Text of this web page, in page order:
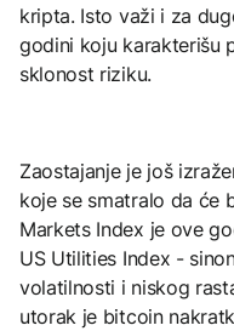
kripta. Isto važi i za
godini koju karakterišu
sklonost riziku.
Zaostajanje je još
koje se smatralo da će
Markets Index je ove
US Utilities Index -
volatilnosti i niskog
utorak je bitcoin